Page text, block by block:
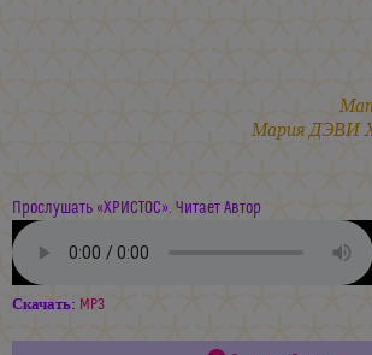
Мария ДЭВИ
Прослушать «ХРИСТОС». Читает Автор
Скачать: MP3